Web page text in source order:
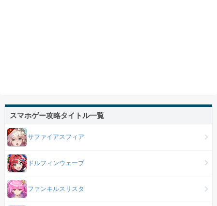
スマホゲー攻略タイトル一覧
サファイアスフィア
ドルフィンウェーブ
ファンキルスリスタ